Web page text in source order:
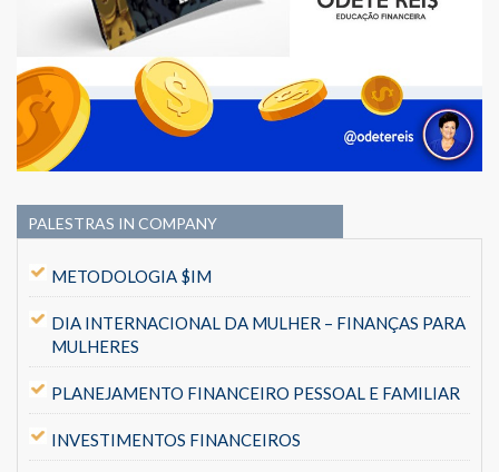
PALESTRAS IN COMPANY
METODOLOGIA $IM
DIA INTERNACIONAL DA MULHER – FINANÇAS PARA
MULHERES
PLANEJAMENTO FINANCEIRO PESSOAL E FAMILIAR
INVESTIMENTOS FINANCEIROS